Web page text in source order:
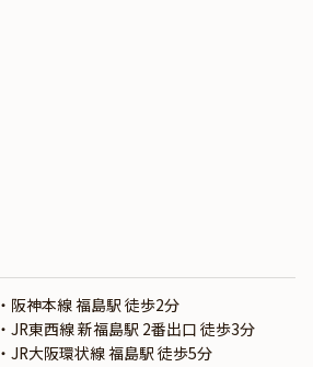
・阪神本線 福島駅 徒歩2分
・JR東西線 新福島駅 2番出口 徒歩3分
・JR大阪環状線 福島駅 徒歩5分